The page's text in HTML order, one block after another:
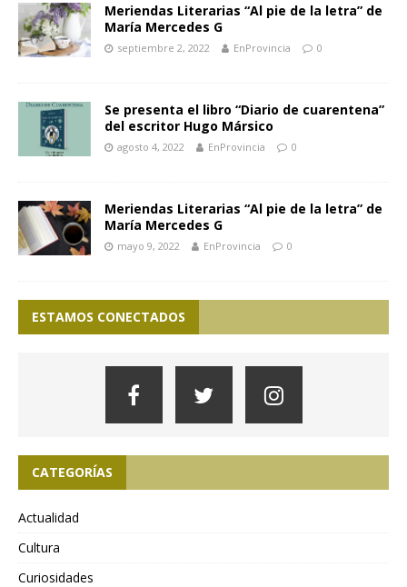
Meriendas Literarias “Al pie de la letra” de
María Mercedes G
septiembre 2, 2022 EnProvincia 0
Se presenta el libro “Diario de cuarentena”
del escritor Hugo Mársico
agosto 4, 2022 EnProvincia 0
Meriendas Literarias “Al pie de la letra” de
María Mercedes G
mayo 9, 2022 EnProvincia 0
ESTAMOS CONECTADOS
CATEGORÍAS
Actualidad
Cultura
Curiosidades